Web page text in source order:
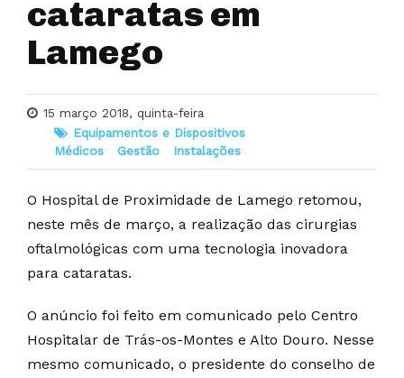
cataratas em
Lamego
15 março 2018, quinta-feira
Equipamentos e Dispositivos
Médicos
Gestão Instalações
O Hospital de Proximidade de Lamego retomou,
neste mês de março, a realização das cirurgias
oftalmológicas com uma tecnologia inovadora
para cataratas.
O anúncio foi feito em comunicado pelo Centro
Hospitalar de Trás-os-Montes e Alto Douro. Nesse
mesmo comunicado, o presidente do conselho de